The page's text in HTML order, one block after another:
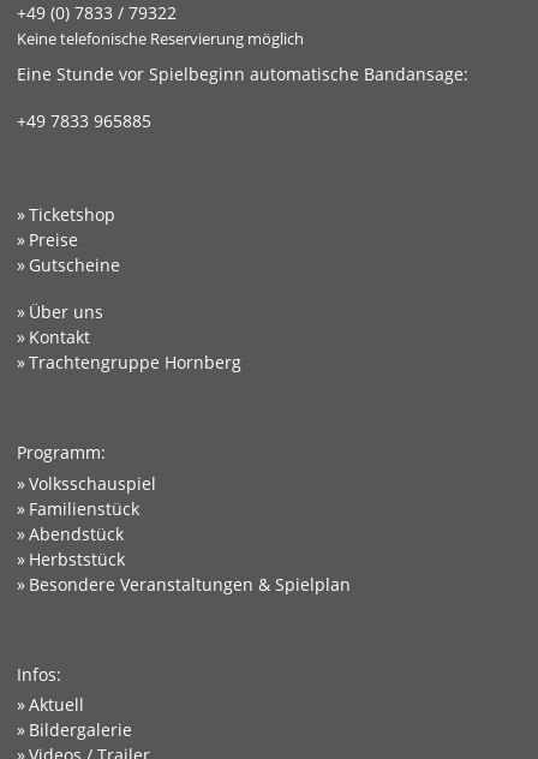
+49 (0) 7833 / 79322
Keine telefonische Reservierung möglich
Eine Stunde vor Spielbeginn automatische Bandansage:
+49 7833 965885
Ticketshop
Preise
Gutscheine
Über uns
Kontakt
Trachtengruppe Hornberg
Programm:
Volksschauspiel
Familienstück
Abendstück
Herbststück
Besondere Veranstaltungen & Spielplan
Infos:
Aktuell
Bildergalerie